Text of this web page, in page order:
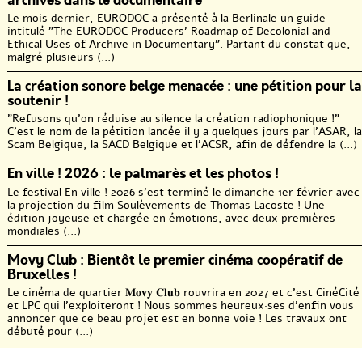
Le mois dernier, EURODOC a présenté à la Berlinale un guide
intitulé "The EURODOC Producers’ Roadmap of Decolonial and
Ethical Uses of Archive in Documentary". Partant du constat que,
malgré plusieurs (...)
La création sonore belge menacée : une pétition pour la
soutenir !
"Refusons qu’on réduise au silence la création radiophonique !"
C’est le nom de la pétition lancée il y a quelques jours par l’ASAR, la
Scam Belgique, la SACD Belgique et l’ACSR, afin de défendre la (...)
En ville ! 2026 : le palmarès et les photos !
Le festival En ville ! 2026 s’est terminé le dimanche 1er février avec
la projection du film Soulèvements de Thomas Lacoste ! Une
édition joyeuse et chargée en émotions, avec deux premières
mondiales (...)
Movy Club : Bientôt le premier cinéma coopératif de
Bruxelles !
Le cinéma de quartier 𝐌𝐨𝐯𝐲 𝐂𝐥𝐮𝐛 rouvrira en 2027 et c’est CinéCité
et LPC qui l’exploiteront ! Nous sommes heureux·ses d’enfin vous
annoncer que ce beau projet est en bonne voie ! Les travaux ont
débuté pour (...)